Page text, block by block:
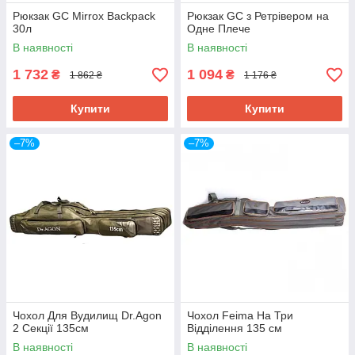
Чохол EOS для вудилищ під котушку
блискавку, можливість транспортування вудилищ
разом з котушками, у верхній частині має ручку,
виконаний зі спеціальної тканини високої
Рюкзак GC Mirrox Backpack
30л
В наявності
1 732 ₴ 1 862 ₴
Купити
Рюкзак GC з Ретрівером на
Одне Плече
В наявності
1 094 ₴ 1 176 ₴
Купити
–7%
Чохол Для Вудилищ Dr.Agon
2 Секції 135см
В наявності
–7%
Чохол Feima На Три
Відділення 135 см
В наявності